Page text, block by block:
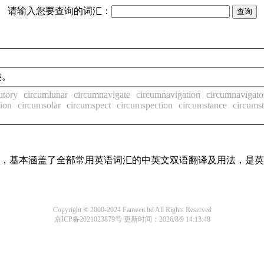
请输入您要查询的词汇：
circumlunar circumnavigate circumnavigation
circumsolar circumspect circumspection circumstance
基本涵盖了全部常用英语词汇的中英文双语翻译及用法，是
Copyright © 2000-2024 Fanwen.ltd All Rights Reserved
京ICP备2021023879号更新时间：2026/8/9 14:13:48